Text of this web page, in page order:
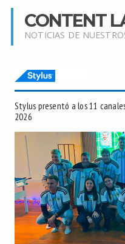
CONTENT
NOTICIAS DE
Stylus presentó a los 11
2026